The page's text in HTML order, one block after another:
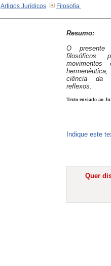
Artigos Jurídicos Filosofia
Resumo:
O presente
filosóficos
ciência da
reflexos.
Texto enviado ao
Indique este
Quer